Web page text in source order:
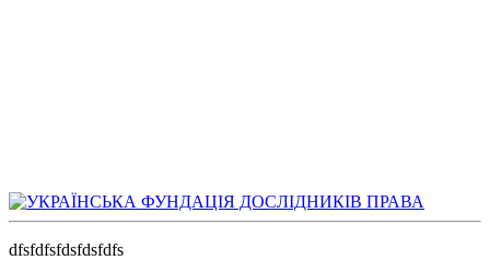
dfsfdfsfdsfdsfdfs